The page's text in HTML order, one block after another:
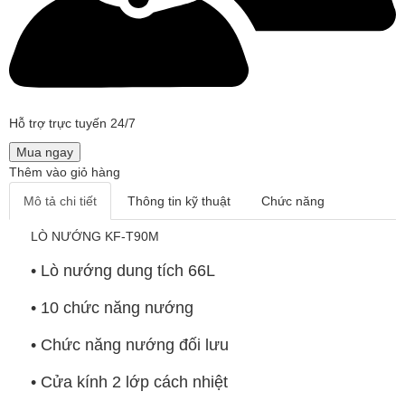
Hỗ trợ trực tuyến 24/7
Mua ngay
Thêm vào giỏ hàng
Mô tả chi tiết
Thông tin kỹ thuật Chức năng
LÒ NƯỚNG KF-T90M
• Lò nướng dung tích 66L
• 10 chức năng nướng
• Chức năng nướng đối lưu
• Cửa kính 2 lớp cách nhiệt